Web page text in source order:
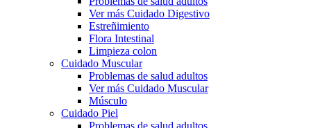
Ver más Cuidado Digestivo
Estreñimiento
Flora Intestinal
Limpieza colon
Cuidado Muscular
Problemas de salud adultos
Ver más Cuidado Muscular
Músculo
Cuidado Piel